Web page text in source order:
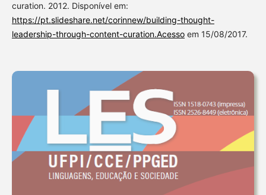
curation. 2012. Disponível em:
https://pt.slideshare.net/corinnew/building-thought-
leadership-through-content-curation.Acessoem 15/08/2017.